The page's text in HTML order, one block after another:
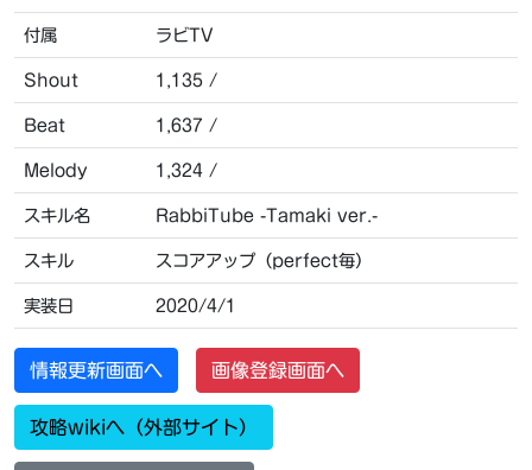
付属 ラビTV
Shout 1,135 /
Beat 1,637 /
Melody 1,324 /
スキル名 RabbiTube -Tamaki ver.-
スキル スコアアップ（perfect毎）
実装日 2020/4/1
情報更新画面へ 画像登録画面へ
攻略wikiへ（外部サイト）